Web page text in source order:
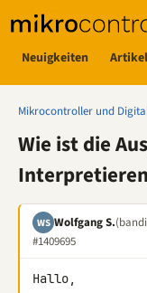
Neuigkeiten Artikel
Mikrocontroller und
Wie ist die
WS Wolfgang S.
#1409695
Hallo,